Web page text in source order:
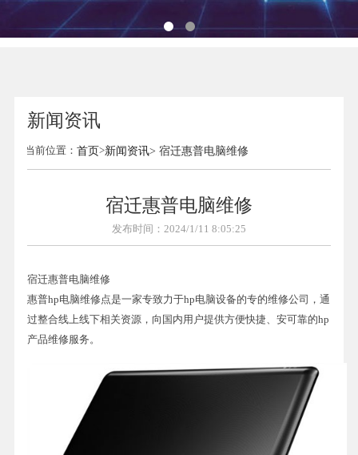
新闻资讯
当前位置： 首页>新闻资讯> 宿迁惠普电脑维修
宿迁惠普电脑维修
发布时间：2024/1/11 8:05:25
宿迁惠普电脑维修
惠普hp电脑维修点是一家专致力于hp电脑设备的专的维修公司，通
过整合线上线下相关资源，向国内用户提供方便快捷、安可靠的hp
产品维修服务。